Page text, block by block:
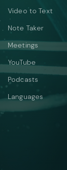
Video to Text
Note Taker
Meetings
YouTube
Podcasts
Languages